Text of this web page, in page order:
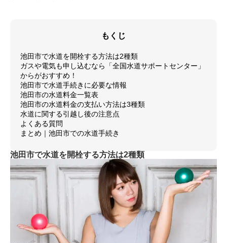
もくじ
池田市で水道を開栓する方法は2種類
ガスや電気も申し込むなら「全国水道サポートセンター」
からがおすすめ！
池田市で水道手続きに必要な情報
池田市の水道料金一覧表
池田市の水道料金の支払い方法は3種類
水道に関する引越し後の注意点
よくある質問
まとめ｜池田市での水道手続き
池田市で水道を開栓する方法は2種類